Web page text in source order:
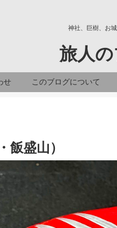
神社、巨樹、お
旅人
せ このブログについて
飯盛山）